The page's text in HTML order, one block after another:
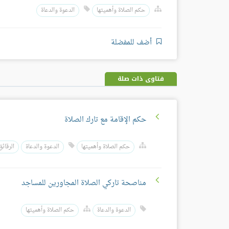
حكم الصلاة وأهميتها الدعوة والدعاة
أضف للمفضلة
فتاوى ذات صلة
حكم الإقامة مع تارك الصلاة
حكم الصلاة وأهميتها الدعوة والدعاة
مناصحة تاركي الصلاة المجاورين للمساجد
الدعوة والدعاة حكم الصلاة وأهميتها